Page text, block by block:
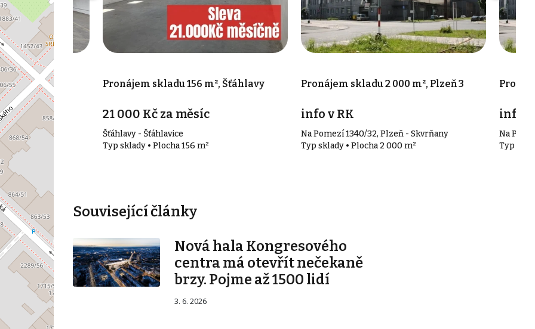
m², Plzeň 3
m²
Pronájem skladu 156 m², Šťáhlavy
21 000 Kč za měsíc
Šťáhlavy - Šťáhlavice
Typ sklady • Plocha 156 m²
Pronájem skladu 2 000 m², Plzeň 3
info v RK
Na Pomezí 1340/32, Plzeň - Skvrňany
Typ sklady • Plocha 2 000 m²
info v
Na
Typ
Související články
Nová hala Kongresového
centra má otevřít nečekaně
brzy. Pojme až 1500 lidí
3. 6. 2026